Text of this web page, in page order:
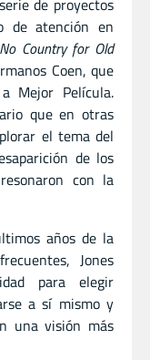
de proyectos
de atención en
No Country for Old
Coen, que
Mejor Película.
que en otras
el tema del
de los
con la
años de la
Jones
para elegir
a sí mismo y
una visión más